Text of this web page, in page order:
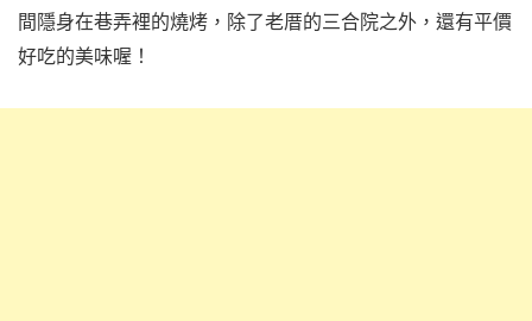
間隱身在巷弄裡的燒烤，除了老厝的三合院之外，還有平價
好吃的美味喔！